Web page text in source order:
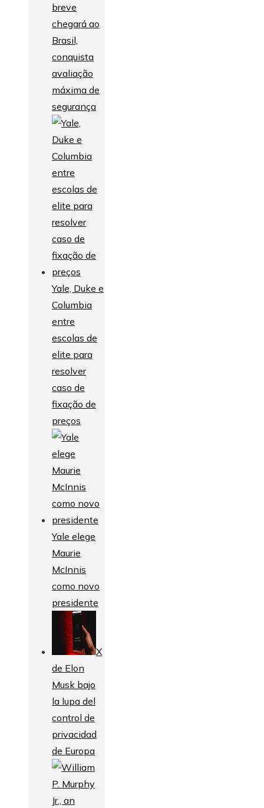
breve
chegará ao
Brasil,
conquista
avaliação
máxima de
segurança
Yale, Duke e
Columbia
entre
escolas de
elite para
resolver
caso de
fixação de
preços
Yale elege
Maurie
McInnis
como novo
presidente
X
de Elon
Musk bajo
la lupa del
control de
privacidad
de Europa